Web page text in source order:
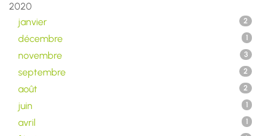
2020
janvier
2
décembre 1
novembre 3
septembre 2
août 2
juin 1
avril 1